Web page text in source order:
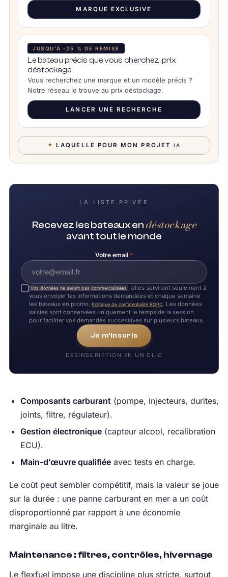
MARQUE EXCLUSIVE
JUSQU’À -25 % DE REMISE
Le bateau précis que vous cherchez, prix
déstockage
Vous recherchez une marque et un modèle précis ?
Notre réseau le trouve au prix déstockage.
LANCER UNE RECHERCHE
✦ LAQUELLE POUR MON PROJET IA
LA LISTE PRIVÉE
Recevez les bateaux en déstockage
avant tout le monde
Votre email *
Vos données ne seront pas commercialisées , elles serviront seulement à
vous envoyer les informations demandées et chaque semaine
les bateaux en promo. Politique de confidentialité RGPD. Les données
saisies sont conservées uniquement le temps de la session
pour faciliter vos demandes successives sur plusieurs bateaux.
Je m'inscris
DÉSINSCRIPTION EN UN CLIC
Composants carburant(pompe, injecteurs, durites,
joints, filtre, régulateur).
Gestion électronique(capteur alcool, recalibration
ECU).
Main-d’œuvre qualifiéeavec tests en charge.
Le coût peut sembler compétitif, mais la valeur se joue
sur la durée : une panne carburant en mer a un coût
disproportionné par rapport à une économie
marginale au litre.
Maintenance : filtres, contrôles, hivernage
Le flexfuel impose une discipline plus stricte, surtout